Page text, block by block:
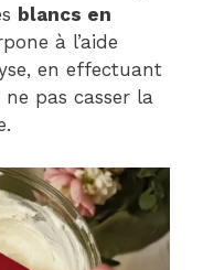
blancs en
à l’aide
en effectuant
pas casser la